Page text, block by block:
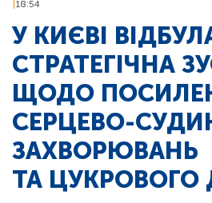
18:54
У КИЄВІ
СТРАТЕГІЧНА
ЩОДО
СЕРЦЕВО-
ЗАХВОРЮВАНЬ
ТА ЦУКРОВОГО